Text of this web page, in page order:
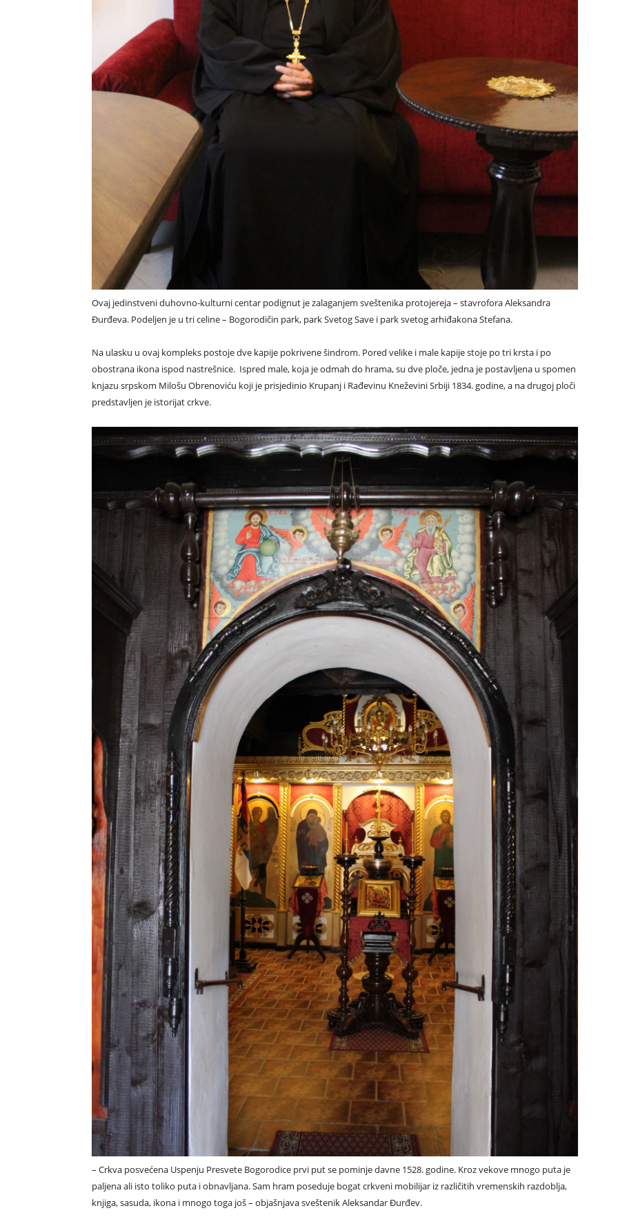
Ovaj jedinstveni duhovno-kulturni centar podignut je zalaganjem sveštenika protojereja – stavrofora Aleksandra
Đurđeva. Podeljen je u tri celine – Bogorodičin park, park Svetog Save i park svetog arhiđakona Stefana.
Na ulasku u ovaj kompleks postoje dve kapije pokrivene šindrom. Pored velike i male kapije stoje po tri krsta i po
obostrana ikona ispod nastrešnice. Ispred male, koja je odmah do hrama, su dve ploče, jedna je postavljena u spomen
knjazu srpskom Milošu Obrenoviću koji je prisjedinio Krupanj i Rađevinu Kneževini Srbiji 1834. godine, a na drugoj ploči
predstavljen je istorijat crkve.
– Crkva posvećena Uspenju Presvete Bogorodice prvi put se pominje davne 1528. godine. Kroz vekove mnogo puta je
paljena ali isto toliko puta i obnavljana. Sam hram poseduje bogat crkveni mobilijar iz različitih vremenskih razdoblja,
knjiga, sasuda, ikona i mnogo toga još – objašnjava sveštenik Aleksandar Đurđev.